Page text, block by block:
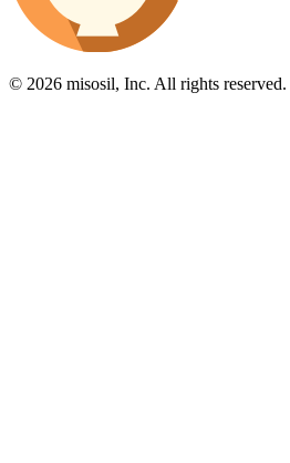
© 2026 misosil, Inc. All rights reserved.